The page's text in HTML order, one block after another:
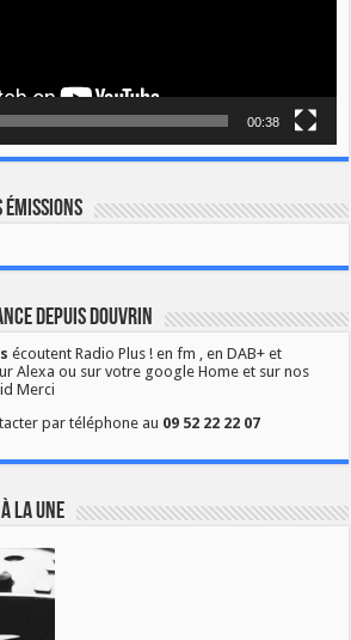
00:38
émissions
depuis Douvrin
écoutent Radio Plus ! en fm , en DAB+ et
Alexa ou sur votre google Home et sur nos
Merci
par téléphone au 09 52 22 22 07
la une